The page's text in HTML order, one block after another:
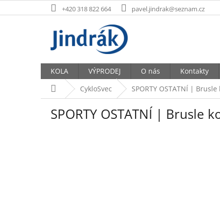
na
+420 318 822 664 pavel.jindrak@seznam.cz
KOLA VÝPRODEJ O nás Kontakty
Domů CykloSvec SPORTY OSTATNÍ | Brusle
SPORTY OSTATNÍ | Brusle